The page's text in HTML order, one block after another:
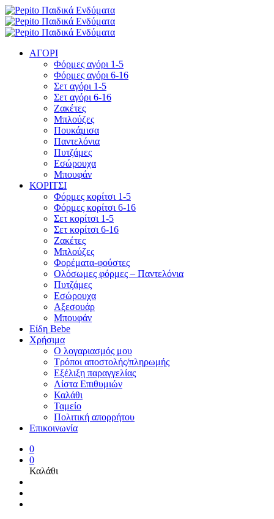
ΑΓΟΡΙ
Φόρμες αγόρι 1-5
Φόρμες αγόρι 6-16
Σετ αγόρι 1-5
Σετ αγόρι 6-16
Ζακέτες
Μπλούζες
Πουκάμισα
Παντελόνια
Πυτζάμες
Εσώρουχα
Μπουφάν
ΚΟΡΙΤΣΙ
Φόρμες κορίτσι 1-5
Φόρμες κορίτσι 6-16
Σετ κορίτσι 1-5
Σετ κορίτσι 6-16
Ζακέτες
Μπλούζες
Φορέματα-φούστες
Ολόσωμες φόρμες – Παντελόνια
Πυτζάμες
Εσώρουχα
Αξεσουάρ
Μπουφάν
Είδη Bebe
Χρήσιμα
Ο λογαριασμός μου
Τρόποι αποστολής/πληρωμής
Εξέλιξη παραγγελίας
Λίστα Επιθυμιών
Καλάθι
Ταμείο
Πολιτική απορρήτου
Επικοινωνία
0
0
Καλάθι